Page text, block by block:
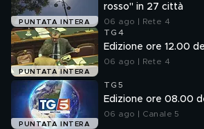
PUNTATA INTERA
rosso" in 27 città
06 ago | Rete 4
PUNTATA INTERA
TG4
Edizione ore 12.00
06 ago | Rete 4
PUNTATA INTERA
TG5
Edizione ore 08.00
06 ago | Canale 5